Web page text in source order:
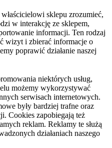
sklepu zrozumieć,
w interakcję ze sklepem,
informacji. Ten rodzaj
wizyt i zbierać informacje o
poprawić działanie naszej
niektórych usług,
możemy wykorzystywać
serwisach internetowych.
były bardziej trafne oraz
Cookies zapobiegają też
reklam. Reklamy te służą
działaniach naszego